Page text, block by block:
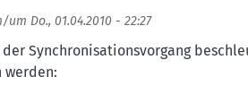
um Do., 01.04.2010 - 22:27
Synchronisationsvorgang
werden: